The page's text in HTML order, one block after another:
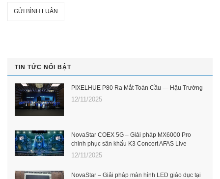
GỬI BÌNH LUẬN
TIN TỨC NỔI BẬT
PIXELHUE P80 Ra Mắt Toàn Cầu — Hậu Trường
12/11/2025
NovaStar COEX 5G – Giải pháp MX6000 Pro
chinh phục sân khấu K3 Concert AFAS Live
12/11/2025
NovaStar – Giải pháp màn hình LED giáo dục tại